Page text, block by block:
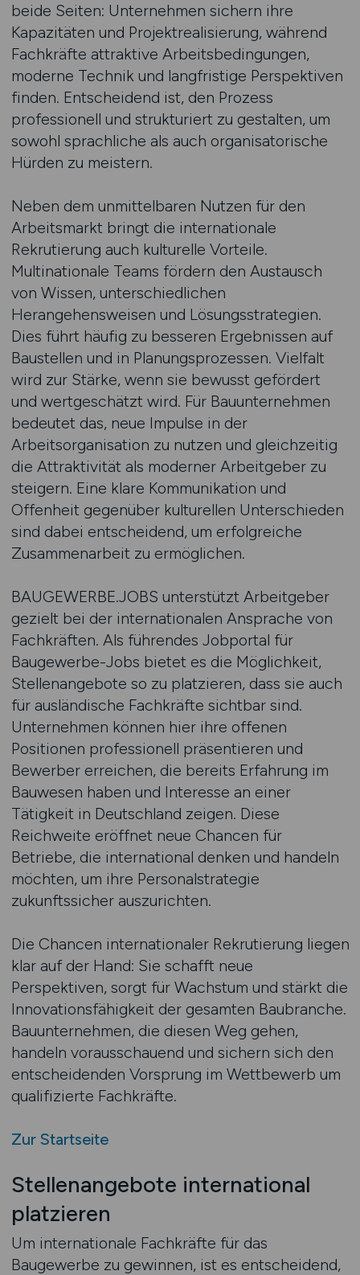
beide Seiten: Unternehmen sichern ihre
Kapazitäten und Projektrealisierung, während
Fachkräfte attraktive Arbeitsbedingungen,
moderne Technik und langfristige Perspektiven
finden. Entscheidend ist, den Prozess
professionell und strukturiert zu gestalten, um
sowohl sprachliche als auch organisatorische
Hürden zu meistern.
Neben dem unmittelbaren Nutzen für den
Arbeitsmarkt bringt die internationale
Rekrutierung auch kulturelle Vorteile.
Multinationale Teams fördern den Austausch
von Wissen, unterschiedlichen
Herangehensweisen und Lösungsstrategien.
Dies führt häufig zu besseren Ergebnissen auf
Baustellen und in Planungsprozessen. Vielfalt
wird zur Stärke, wenn sie bewusst gefördert
und wertgeschätzt wird. Für Bauunternehmen
bedeutet das, neue Impulse in der
Arbeitsorganisation zu nutzen und gleichzeitig
die Attraktivität als moderner Arbeitgeber zu
steigern. Eine klare Kommunikation und
Offenheit gegenüber kulturellen Unterschieden
sind dabei entscheidend, um erfolgreiche
Zusammenarbeit zu ermöglichen.
BAUGEWERBE.JOBS unterstützt Arbeitgeber
gezielt bei der internationalen Ansprache von
Fachkräften. Als führendes Jobportal für
Baugewerbe-Jobs bietet es die Möglichkeit,
Stellenangebote so zu platzieren, dass sie auch
für ausländische Fachkräfte sichtbar sind.
Unternehmen können hier ihre offenen
Positionen professionell präsentieren und
Bewerber erreichen, die bereits Erfahrung im
Bauwesen haben und Interesse an einer
Tätigkeit in Deutschland zeigen. Diese
Reichweite eröffnet neue Chancen für
Betriebe, die international denken und handeln
möchten, um ihre Personalstrategie
zukunftssicher auszurichten.
Die Chancen internationaler Rekrutierung liegen
klar auf der Hand: Sie schafft neue
Perspektiven, sorgt für Wachstum und stärkt die
Innovationsfähigkeit der gesamten Baubranche.
Bauunternehmen, die diesen Weg gehen,
handeln vorausschauend und sichern sich den
entscheidenden Vorsprung im Wettbewerb um
qualifizierte Fachkräfte.
Zur Startseite
Stellenangebote international
platzieren
Um internationale Fachkräfte für das
Baugewerbe zu gewinnen, ist es entscheidend,